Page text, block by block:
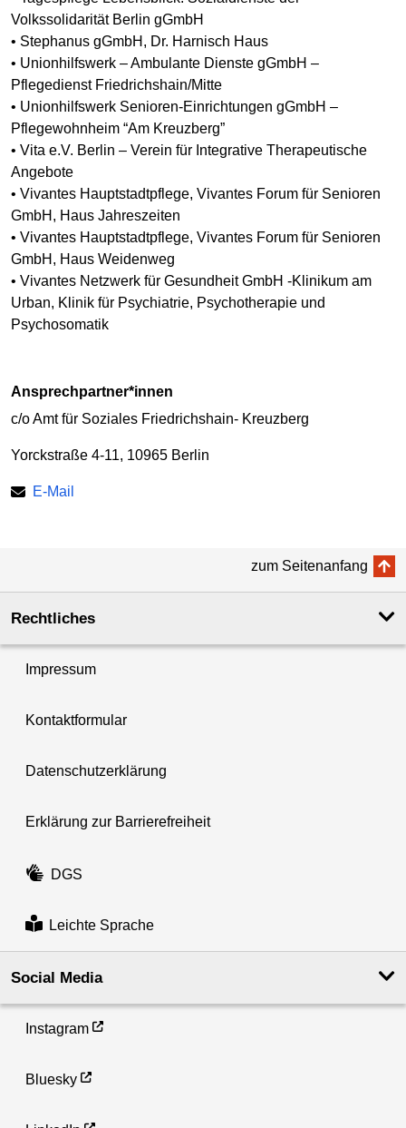
Volkssolidarität Berlin gGmbH
• Stephanus gGmbH, Dr. Harnisch Haus
• Unionhilfswerk – Ambulante Dienste gGmbH –
Pflegedienst Friedrichshain/Mitte
• Unionhilfswerk Senioren-Einrichtungen gGmbH –
Pflegewohnheim “Am Kreuzberg”
• Vita e.V. Berlin – Verein für Integrative Therapeutische
Angebote
• Vivantes Hauptstadtpflege, Vivantes Forum für Senioren
GmbH, Haus Jahreszeiten
• Vivantes Hauptstadtpflege, Vivantes Forum für Senioren
GmbH, Haus Weidenweg
• Vivantes Netzwerk für Gesundheit GmbH -Klinikum am
Urban, Klinik für Psychiatrie, Psychotherapie und
Psychosomatik
Ansprechpartner*innen
c/o Amt für Soziales Friedrichshain- Kreuzberg
Yorckstraße 4-11, 10965 Berlin
E-Mail
zum Seitenanfang
Rechtliches
Impressum
Kontaktformular
Datenschutzerklärung
Erklärung zur Barrierefreiheit
DGS
Leichte Sprache
Social Media
Instagram
Bluesky